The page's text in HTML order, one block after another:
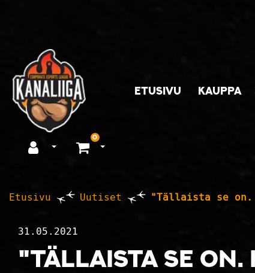
ETUSIVU KAUPPA
Avaa kirjautuminen
0
Avaa ostoskori
Etusivu Uutiset "Tällaista se
31.05.2021
"Tällaista se on.